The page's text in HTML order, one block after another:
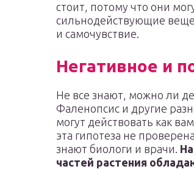
стоит, потому что они
сильнодействующие
и самочувствие.
Негативное и
Не все знают, можно ли
Фаленопсис и другие
могут действовать как
эта гипотеза не
знают биологи и врачи.
частей растения